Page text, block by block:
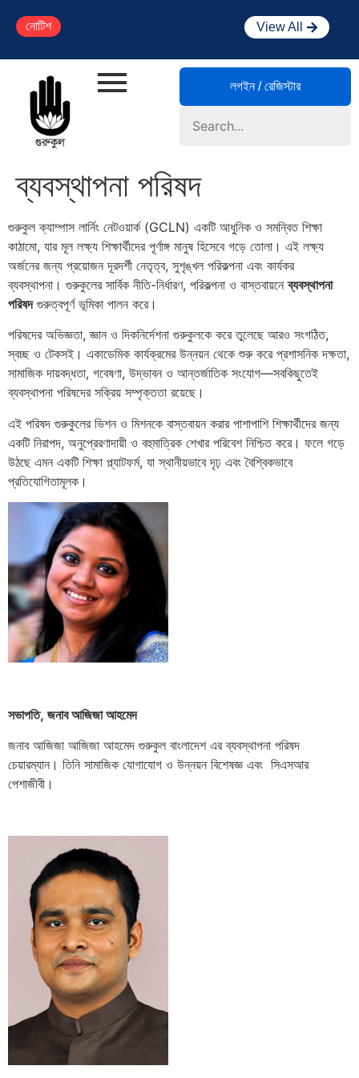
নোটিশ View All
লগইন / রেজিস্টার
ব্যবস্থাপনা পরিষদ
গুরুকুল ক্যাম্পাস লার্নিং নেটওয়ার্ক (GCLN) একটি আধুনিক ও সমন্বিত শিক্ষা
কাঠামো, যার মূল লক্ষ্য শিক্ষার্থীদের পূর্ণাঙ্গ মানুষ হিসেবে গড়ে তোলা। এই লক্ষ্য
অর্জনের জন্য প্রয়োজন দূরদর্শী নেতৃত্ব, সুশৃঙ্খল পরিকল্পনা এবং কার্যকর
ব্যবস্থাপনা। গুরুকুলের সার্বিক নীতি-নির্ধারণ, পরিকল্পনা ও বাস্তবায়নেব্যবস্থাপনা
পরিষদগুরুত্বপূর্ণ ভূমিকা পালন করে।
পরিষদের অভিজ্ঞতা, জ্ঞান ও দিকনির্দেশনা গুরুকুলকে করে তুলেছে আরও সংগঠিত,
স্বচ্ছ ও টেকসই। একাডেমিক কার্যক্রমের উন্নয়ন থেকে শুরু করে প্রশাসনিক দক্ষতা,
সামাজিক দায়বদ্ধতা, গবেষণা, উদ্ভাবন ও আন্তর্জাতিক সংযোগ—সবকিছুতেই
ব্যবস্থাপনা পরিষদের সক্রিয় সম্পৃক্ততা রয়েছে।
এই পরিষদ গুরুকুলের ভিশন ও মিশনকে বাস্তবায়ন করার পাশাপাশি শিক্ষার্থীদের জন্য
একটি নিরাপদ, অনুপ্রেরণাদায়ী ও বহুমাত্রিক শেখার পরিবেশ নিশ্চিত করে। ফলে গড়ে
উঠছে এমন একটি শিক্ষা প্ল্যাটফর্ম, যা স্থানীয়ভাবে দৃঢ় এবং বৈশ্বিকভাবে
প্রতিযোগিতামূলক।
সভাপতি, জনাব আজিজা আহমেদ
জনাব আজিজা আজিজা আহমেদ গুরুকুল বাংলাদেশ এর ব্যবস্থাপনা পরিষদ
চেয়ারম্যান। তিনি সামাজিক যোগাযোগ ও উন্নয়ন বিশেষজ্ঞ এবং সিএসআর
পেশাজীবী।